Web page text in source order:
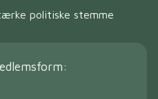
politiske stemme